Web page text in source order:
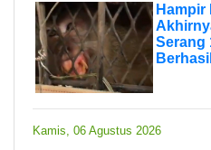
Hampir
Serang
Kamis, 06 Agustus 2026